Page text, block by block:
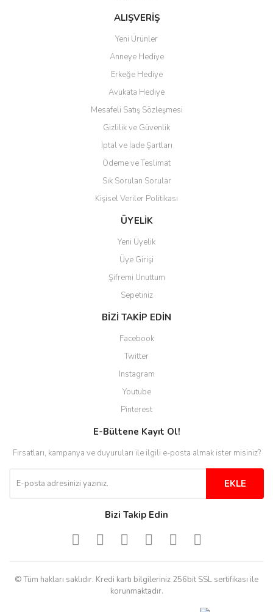
Ürün fiyatı diğer sitelerden daha pahalı.
Bu ürüne benzer farklı alternatifler olmalı.
Gönder
alışverişinde yaşadığım en iyi
Ürünler kategorize, başlıklar
kolaylaşıyor. Yani site de
hazırlanmış çok düzenli bir site.
derecede beğendim
Kolay ve hizli alisveris
ALIŞVERİŞ
Yeni Ürünler
Anneye Hediye
Erkeğe Hediye
Avukata Hediye
Mesafeli Satış Sözleşmesi
Gizlilik ve Güvenlik
İptal ve İade Şartları
Ödeme ve Teslimat
Sık Sorulan Sorular
Kişisel Veriler Politikası
ÜYELİK
Yeni Üyelik
Üye Girişi
Şifremi Unuttum
Sepetiniz
BİZİ TAKİP EDİN
Facebook
Twitter
Instagram
Youtube
Pinterest
E-Bültene Kayıt Ol!
Fırsatları, kampanya ve duyuruları ile ilgili e-posta almak ister misiniz?
EKLE
Bizi Takip Edin
© Tüm hakları saklıdır. Kredi kartı bilgileriniz 256bit SSL sertifikası ile
korunmaktadır.